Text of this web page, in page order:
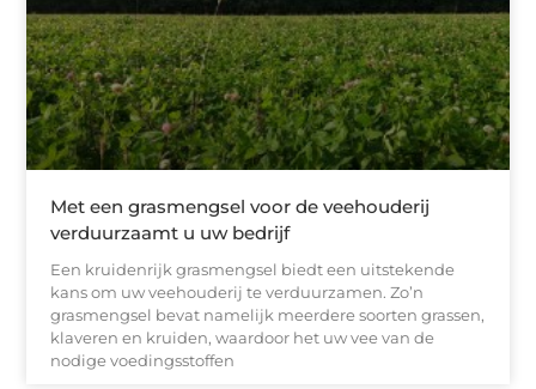
Met een grasmengsel voor de veehouderij
verduurzaamt u uw bedrijf
Een kruidenrijk grasmengsel biedt een uitstekende
kans om uw veehouderij te verduurzamen. Zo’n
grasmengsel bevat namelijk meerdere soorten grassen,
klaveren en kruiden, waardoor het uw vee van de
nodige voedingsstoffen